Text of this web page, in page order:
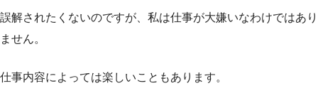
誤解されたくないのですが、私は仕事が大嫌いなわけではあり
ません。
仕事内容によっては楽しいこともあります。